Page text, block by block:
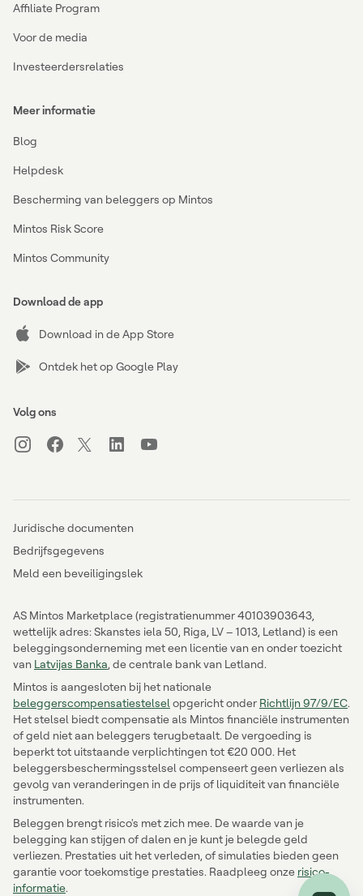
Affiliate Program
Voor de media
Investeerdersrelaties
Meer informatie
Blog
Helpdesk
Bescherming van beleggers op Mintos
Mintos Risk Score
Mintos Community
Download de app
Download in de App Store
Ontdek het op Google Play
Volg ons
Juridische documenten
Bedrijfsgegevens
Meld een beveiligingslek
AS Mintos Marketplace (registratienummer 40103903643,
wettelijk adres: Skanstes iela 50, Riga, LV – 1013, Letland) is een
beleggingsonderneming met een licentie van en onder toezicht
van Latvijas Banka, de centrale bank van Letland.
Mintos is aangesloten bij het nationale
beleggerscompensatiestelsel opgericht onder Richtlijn 97/9/EC.
Het stelsel biedt compensatie als Mintos financiële instrumenten
of geld niet aan beleggers terugbetaalt. De vergoeding is
beperkt tot uitstaande verplichtingen tot €20 000. Het
beleggersbeschermingsstelsel compenseert geen verliezen als
gevolg van veranderingen in de prijs of liquiditeit van financiële
instrumenten.
Beleggen brengt risico's met zich mee. De waarde van je
belegging kan stijgen of dalen en je kunt je belegde geld
verliezen. Prestaties uit het verleden, of simulaties bieden geen
garantie voor toekomstige prestaties. Raadpleeg onze risico-
informatie.